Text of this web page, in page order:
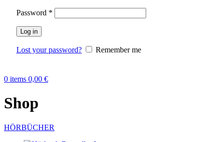
Password *
Log in
Lost your password? Remember me
0 items 0,00 €
Shop
HÖRBÜCHER